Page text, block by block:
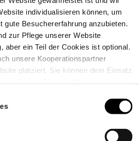
individualisieren können, um
gute Besuchererfahrung anzubieten.
zur Pflege unserer Website
aber ein Teil der Cookies ist optional.
unsere Kooperationspartner
platziert. Sie können dem Einsatz
Einstellungen